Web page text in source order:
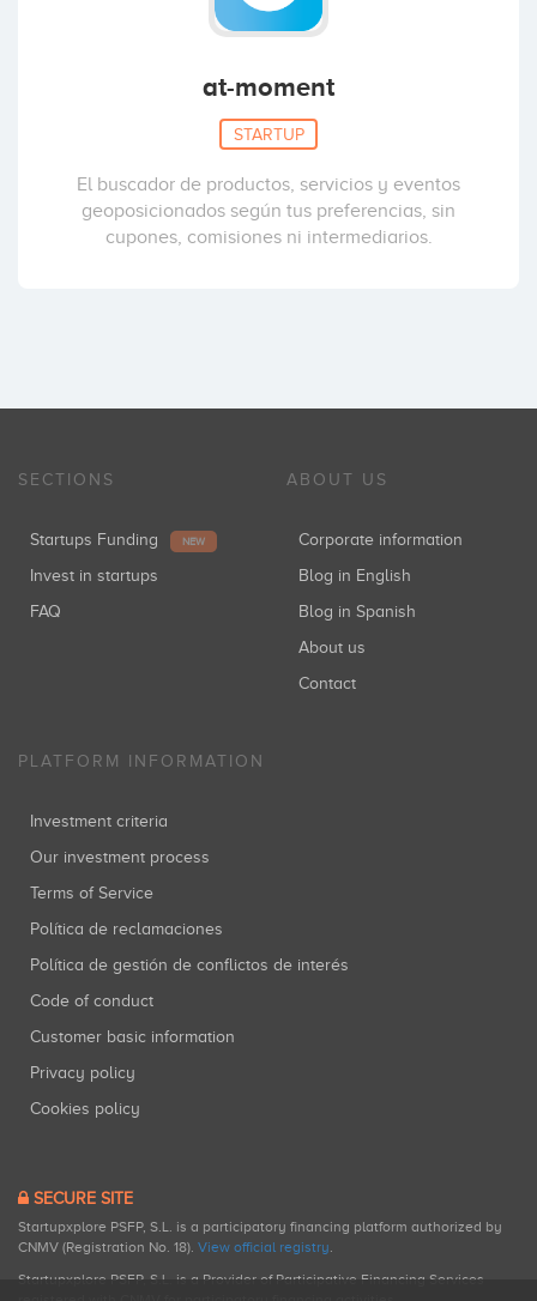
at-moment
STARTUP
El buscador de productos, servicios y eventos
geoposicionados según tus preferencias, sin
cupones, comisiones ni intermediarios.
SECTIONS
Startups Funding NEW
Invest in startups
FAQ
ABOUT US
Corporate information
Blog in English
Blog in Spanish
About us
Contact
PLATFORM INFORMATION
Investment criteria
Our investment process
Terms of Service
Política de reclamaciones
Política de gestión de conflictos de interés
Code of conduct
Customer basic information
Privacy policy
Cookies policy
SECURE SITE
Startupxplore PSFP, S.L. is a participatory financing platform authorized by
CNMV (Registration No. 18). View official registry.
Startupxplore PSFP, S.L. is a Provider of Participative Financing Services